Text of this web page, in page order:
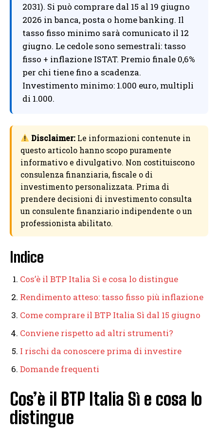
2031). Si può comprare dal 15 al 19 giugno
2026 in banca, posta o home banking. Il
tasso fisso minimo sarà comunicato il 12
giugno. Le cedole sono semestrali: tasso
fisso + inflazione ISTAT. Premio finale 0,6%
per chi tiene fino a scadenza.
Investimento minimo: 1.000 euro, multipli
di 1.000.
Disclaimer:Le informazioni contenute in
questo articolo hanno scopo puramente
informativo e divulgativo. Non costituiscono
consulenza finanziaria, fiscale o di
investimento personalizzata. Prima di
prendere decisioni di investimento consulta
un consulente finanziario indipendente o un
professionista abilitato.
Indice
Cos’è il BTP Italia Sì e cosa lo distingue
Rendimento atteso: tasso fisso più inflazione
Come comprare il BTP Italia Sì dal 15 giugno
Conviene rispetto ad altri strumenti?
I rischi da conoscere prima di investire
Domande frequenti
Cos’è il BTP Italia Sì e cosa lo
distingue